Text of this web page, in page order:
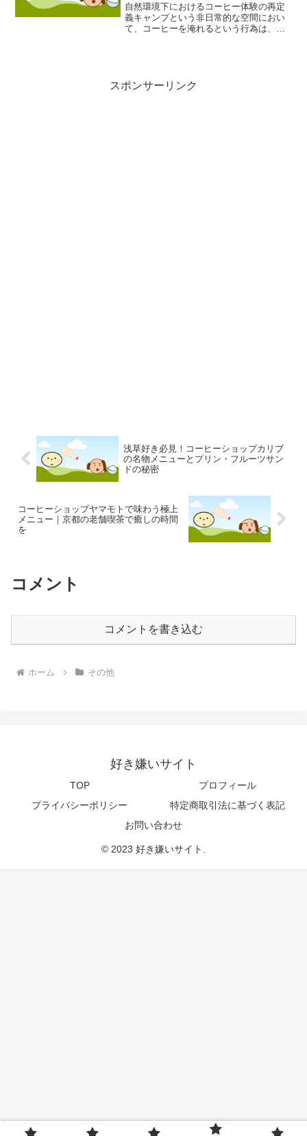
覧
自然環境下におけるコーヒー体験の再定
義キャンプという非日常的な空間におい
て、コーヒーを淹れるという行為は、単
スポンサーリンク
浅草好き必見！コーヒーショップカリブ
の名物メニューとプリン・フルーツサン
ドの秘密
コーヒーショップヤマモトで味わう極上
メニュー｜京都の老舗喫茶で癒しの時間
を
コメント
コメントを書き込む
ホーム その他
好き嫌いサイト
TOP
プロフィール
プライバシーポリシー
特定商取引法に基づく表記
お問い合わせ
© 2023 好き嫌いサイト.